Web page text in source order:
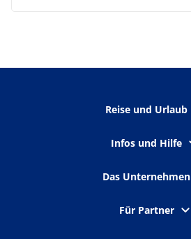
Reise und Urlaub
Infos und Hilfe
Das Unternehmen
Für Partner